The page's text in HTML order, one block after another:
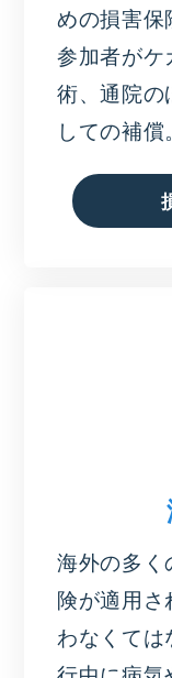
めの損害保
参加者がケ
術、通院の
しての補償。
海外の多く
険が適用
わなくては